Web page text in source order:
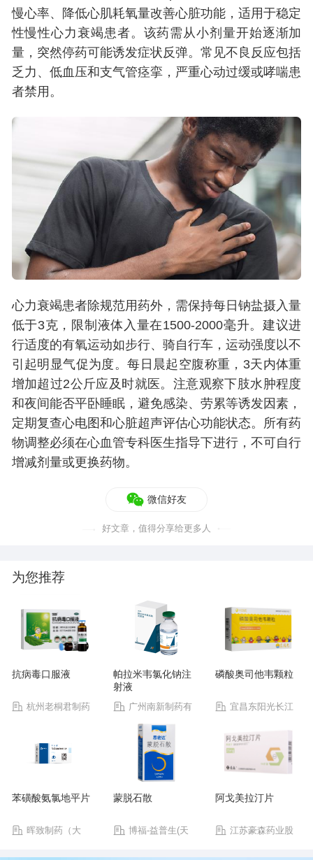
慢心率、降低心肌耗氧量改善心脏功能，适用于稳定
性慢性心力衰竭患者。该药需从小剂量开始逐渐加
量，突然停药可能诱发症状反弹。常见不良反应包括
乏力、低血压和支气管痉挛，严重心动过缓或哮喘患
者禁用。
心力衰竭患者除规范用药外，需保持每日钠盐摄入量
低于3克，限制液体入量在1500-2000毫升。建议进
行适度的有氧运动如步行、骑自行车，运动强度以不
引起明显气促为度。每日晨起空腹称重，3天内体重
增加超过2公斤应及时就医。注意观察下肢水肿程度
和夜间能否平卧睡眠，避免感染、劳累等诱发因素，
定期复查心电图和心脏超声评估心功能状态。所有药
物调整必须在心血管专科医生指导下进行，不可自行
增减剂量或更换药物。
微信好友
好文章，值得分享给更多人
为您推荐
抗病毒口服液
杭州老桐君制药
帕拉米韦氯化钠注
射液
广州南新制药有
限公司
磷酸奥司他韦颗粒
宜昌东阳光长江
苯磺酸氨氯地平片
晖致制药（大
蒙脱石散
博福-益普生(天
阿戈美拉汀片
江苏豪森药业股